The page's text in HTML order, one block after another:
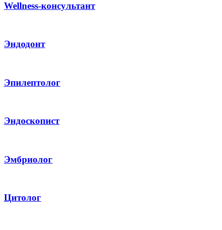
Wellness-консультант
Эндодонт
Эпилептолог
Эндоскопист
Эмбриолог
Цитолог